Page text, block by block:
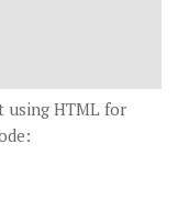
using HTML for